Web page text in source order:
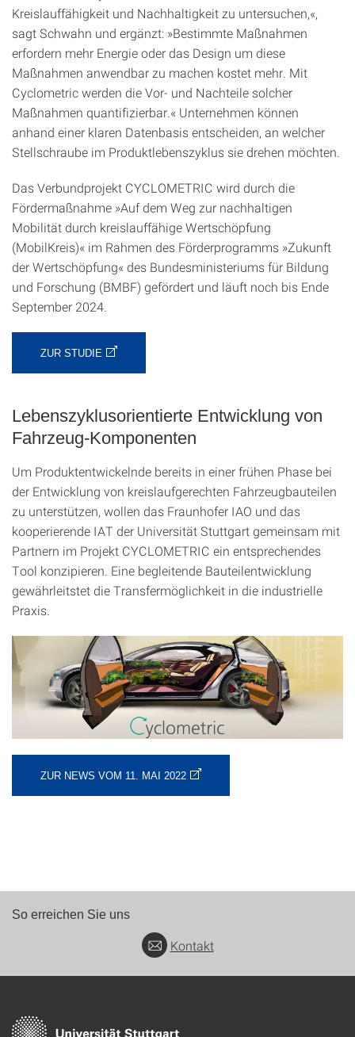
Kreislauffähigkeit und Nachhaltigkeit zu untersuchen,«,
sagt Schwahn und ergänzt: »Bestimmte Maßnahmen
erfordern mehr Energie oder das Design um diese
Maßnahmen anwendbar zu machen kostet mehr. Mit
Cyclometric werden die Vor- und Nachteile solcher
Maßnahmen quantifizierbar.« Unternehmen können
anhand einer klaren Datenbasis entscheiden, an welcher
Stellschraube im Produktlebenszyklus sie drehen möchten.
Das Verbundprojekt CYCLOMETRIC wird durch die
Fördermaßnahme »Auf dem Weg zur nachhaltigen
Mobilität durch kreislauffähige Wertschöpfung
(MobilKreis)« im Rahmen des Förderprogramms »Zukunft
der Wertschöpfung« des Bundesministeriums für Bildung
und Forschung (BMBF) gefördert und läuft noch bis Ende
September 2024.
ZUR STUDIE
Lebenszyklusorientierte Entwicklung von
Fahrzeug-Komponenten
Um Produktentwickelnde bereits in einer frühen Phase bei
der Entwicklung von kreislaufgerechten Fahrzeugbauteilen
zu unterstützen, wollen das Fraunhofer IAO und das
kooperierende IAT der Universität Stuttgart gemeinsam mit
Partnern im Projekt CYCLOMETRIC ein entsprechendes
Tool konzipieren. Eine begleitende Bauteilentwicklung
gewährleitstet die Transfermöglichkeit in die industrielle
Praxis.
ZUR NEWS VOM 11. MAI 2022
So erreichen Sie uns
Kontakt